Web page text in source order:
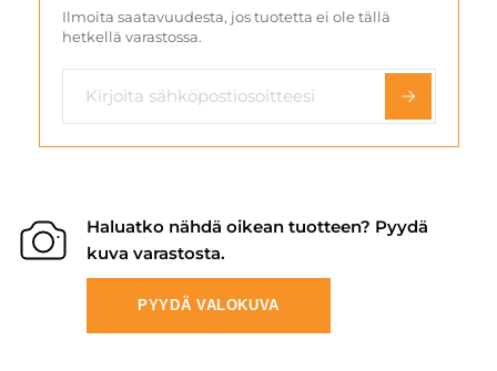
Ilmoita saatavuudesta, jos tuotetta ei ole tällä
hetkellä varastossa.
Haluatko nähdä oikean tuotteen? Pyydä
kuva varastosta.
PYYDÄ VALOKUVA